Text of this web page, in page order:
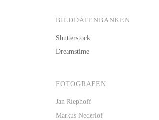
BILDDATENBANKEN
Shutterstock
Dreamstime
FOTOGRAFEN
Jan Riephoff
Markus Nederlof